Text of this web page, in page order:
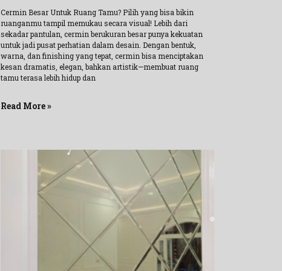
Cermin Besar Untuk Ruang Tamu? Pilih yang bisa bikin
ruanganmu tampil memukau secara visual! Lebih dari
sekadar pantulan, cermin berukuran besar punya kekuatan
untuk jadi pusat perhatian dalam desain. Dengan bentuk,
warna, dan finishing yang tepat, cermin bisa menciptakan
kesan dramatis, elegan, bahkan artistik—membuat ruang
tamu terasa lebih hidup dan
Read More »